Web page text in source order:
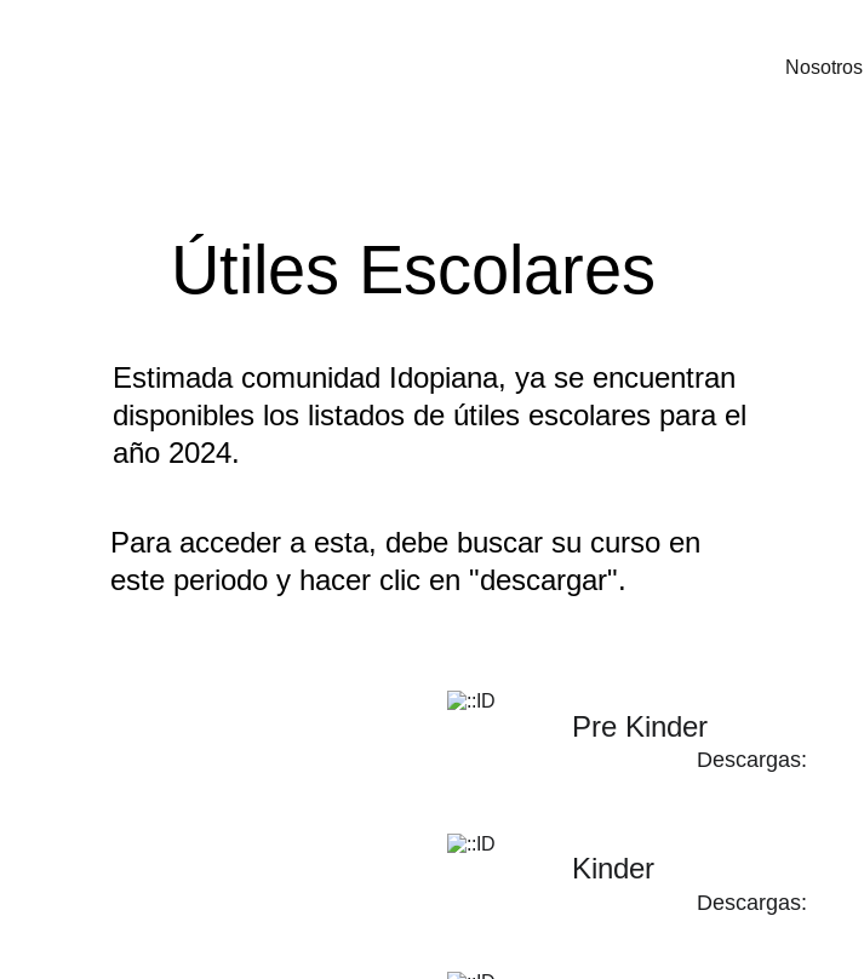
Nosotros
Útiles Escolares
Estimada comunidad Idopiana, ya se encuentran
disponibles los listados de útiles escolares para el
año 2024.
Para acceder a esta, debe buscar su curso en
este periodo y hacer clic en "descargar".
Pre Kinder
Descargas:
Kinder
Descargas: